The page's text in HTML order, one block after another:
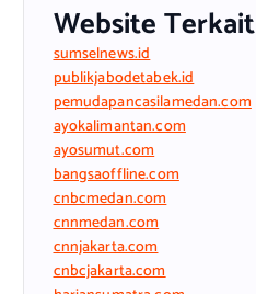
Website Terkait
sumselnews.id
publikjabodetabek.id
pemudapancasilamedan.com
ayokalimantan.com
ayosumut.com
bangsaoffline.com
cnbcmedan.com
cnnmedan.com
cnnjakarta.com
cnbcjakarta.com